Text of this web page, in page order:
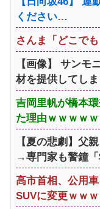
ください…
さんま「どこで
【画像】 サンモ
材を提供してしま
吉岡里帆が橋本
た理由ｗｗｗｗ
【夏の悲劇】父
→専門家も警鐘「
高市首相、公用
SUVに変更ｗｗ